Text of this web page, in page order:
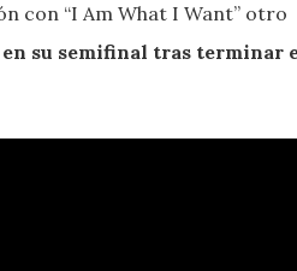
con “I Am What I Want” otro
su semifinal tras terminar